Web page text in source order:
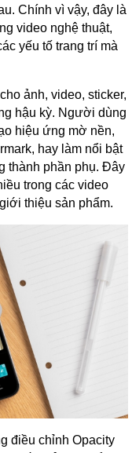
Chính vì vậy, đây là
video nghệ thuật,
yếu tố trang trí mà
ảnh, video, sticker,
hậu kỳ. Người dùng
hiệu ứng mờ nền,
hay làm nổi bật
thành phần phụ. Đây
trong các video
thiệu sản phẩm.
điều chỉnh Opacity